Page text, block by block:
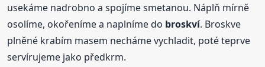
usekáme nadrobno a spojíme smetanou. Náplň mírně
osolíme, okořeníme a naplníme do broskví. Broskve
plněné krabím masem necháme vychladit, poté teprve
servírujeme jako předkrm.